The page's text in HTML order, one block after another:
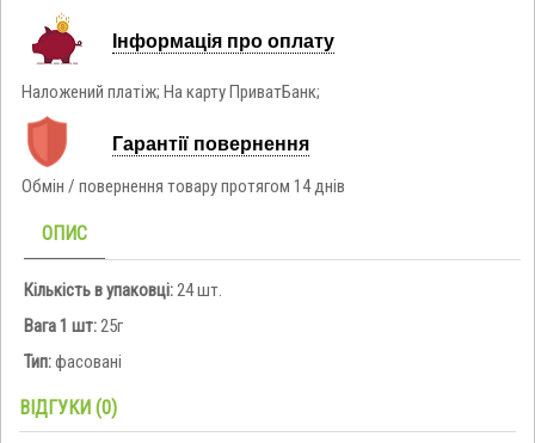
Інформація про оплату
Наложений платіж; На карту ПриватБанк;
Гарантії повернення
Обмін / повернення товару протягом 14 днів
ОПИС
Кількість в упаковці: 24 шт.
Вага 1 шт: 25г
Тип:фасовані
ВІДГУКИ (0)